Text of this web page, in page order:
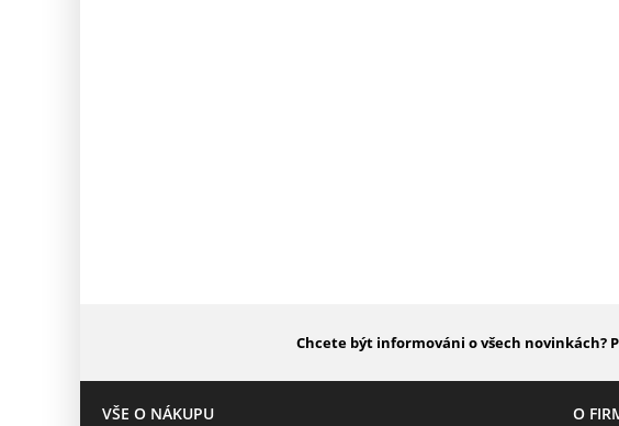
Chcete být informováni o všech novinkách?
VŠE O NÁKUPU O